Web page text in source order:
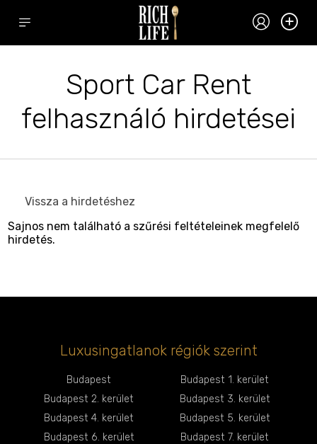
Sport Car Rent
felhasználó hirdetései
Vissza a hirdetéshez
Sajnos nem található a szűrési feltételeinek megfelelő
hirdetés.
Luxusingatlanok régiók szerint
Budapest
Budapest 1. kerület
Budapest 2. kerület
Budapest 3. kerület
Budapest 4. kerület
Budapest 5. kerület
Budapest 6. kerület
Budapest 7. kerület